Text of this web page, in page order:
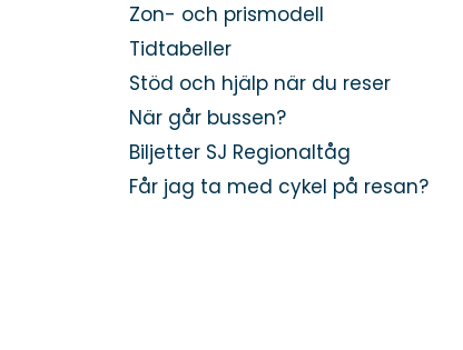
Zon- och prismodell
Tidtabeller
Stöd och hjälp när du reser
När går bussen?
Biljetter SJ Regionaltåg
Får jag ta med cykel på resan?